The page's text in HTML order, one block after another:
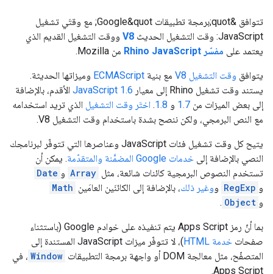
تتوافق &quot;برمجة تطبيقات Google&quot; مع وقتَي تشغيل
JavaScript: وقت التشغيل الحديث
V8 ووقت التشغيل القديم الذي
يعتمد على مفسّر Rhino JavaScript من Mozilla.
يتوافق وقت التشغيل V8 مع بنية ECMAScript وميزاتها الحديثة.
يستند وقت تشغيل Rhino إلى معيار
JavaScript 1.6 الأقدم، بالإضافة
إلى بعض الميزات من 1.7 و 1.8
. اختَر وقت التشغيل الذي تريد استخدامه
مع النص البرمجي، ولكن ننصح بشدة باستخدام وقت التشغيل V8.
يتيح كل وقت تشغيل فئات JavaScript وعناصرها التي تتوفّر لبرنامجك
النصي بالإضافة إلى خدمات Google المضمَّنة والمتقدّمة
. يمكن أن
تستخدم النصوص البرمجية كائنات شائعة، مثل Array و Date
و RegExp ووغير ذلك، بالإضافة إلى الكائنَين العامَين Math
و Object
.
بما أنّ رمز Apps Script يتم تنفيذه على خوادم Google (باستثناء
صفحات خدمة HTML
)، لا تتوفّر ميزات JavaScript المستندة إلى
المتصفّح، مثل معالجة DOM أو واجهة برمجة التطبيقات
Window ، في
Apps Script.